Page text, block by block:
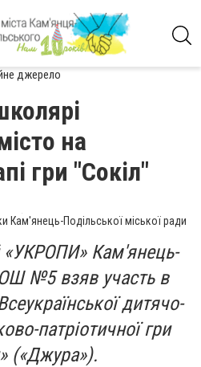
джерело
на
гри "Сокіл"
Кам'янець-Подільської міської ради
«УКРОПИ» Кам'янець-
№5 взяв участь в
дитячо-
патріотичної гри
(«Джура»).